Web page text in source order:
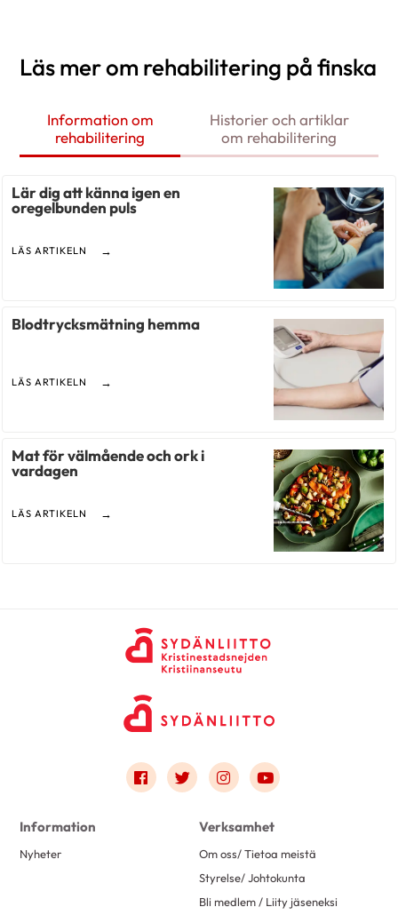
Läs mer om rehabilitering på finska
Information om
rehabilitering
Historier och artiklar
om rehabilitering
Lär dig att känna igen en
oregelbunden puls
LÄS ARTIKELN
Blodtrycksmätning hemma
LÄS ARTIKELN
Mat för välmående och ork i
vardagen
LÄS ARTIKELN
Link to facebook
Link to twitter
Link to instagram
Link to youtube
Information
Nyheter
Verksamhet
Om oss/ Tietoa meistä
Styrelse/ Johtokunta
Bli medlem / Liity jäseneksi